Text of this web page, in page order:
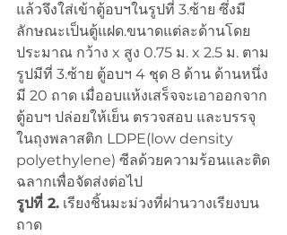
แล้วจึงใส่เข้าตู้อบฯในรูปที่ 3.ซ้าย ซึ่งมี
ลักษณะเป็นตู้แฝด.ขนาดแต่ละด้านโดย
ประมาณ กว้าง x สูง 0.75 ม. x 2.5 ม. ตาม
รูปมีที่ 3.ซ้าย ตู้อบฯ 4 ชุด 8 ด้าน ด้านหนึ่ง
มี 20 ถาด เมื่ออบแห้งเสร็จจะเอาออกจาก
ตู้อบฯ ปล่อยให้เย็น ตรวจสอบ และบรรจุ
ในถุงพลาสติก LDPE(low density
polyethylene) ซีลด้วยความร้อนและติด
ฉลากเพื่อจัดส่งต่อไป
รูปที่ 2. เรียงชิ้นมะม่วงที่ฝานวางเรียงบน
ถาด